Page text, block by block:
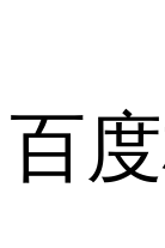
百